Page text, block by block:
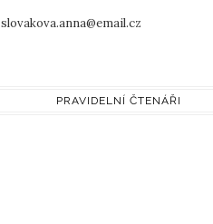
slovakova.anna@email.cz
PRAVIDELNÍ ČTENÁŘI